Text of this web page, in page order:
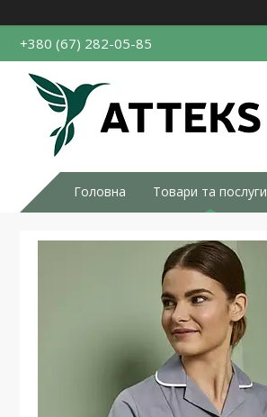
+380 (67) 282-05-85
Головна Товари та послуги